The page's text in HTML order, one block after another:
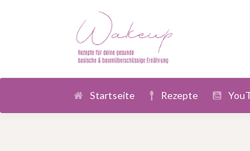
Startseite Rezepte